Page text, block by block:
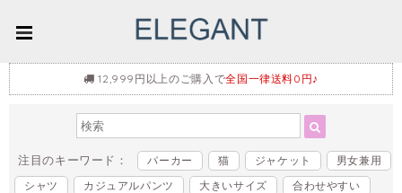
12,999円以上のご購入で全国一律送料0円♪
注目のキーワード： パーカー 猫 ジャケット
男女兼用
シャツ
カジュアルパンツ 大きいサイズ
合わせやすい